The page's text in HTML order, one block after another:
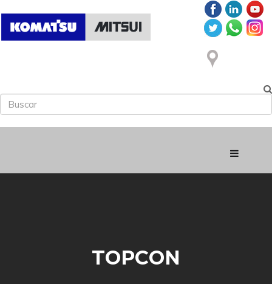
TOPCON